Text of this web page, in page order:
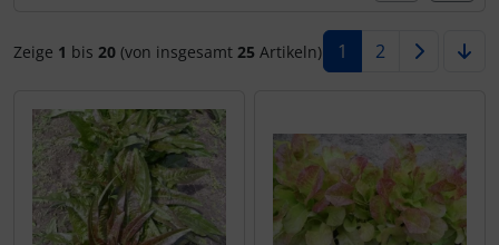
Zeige 1 bis20 (von insgesamt25 Artikeln) 1 2